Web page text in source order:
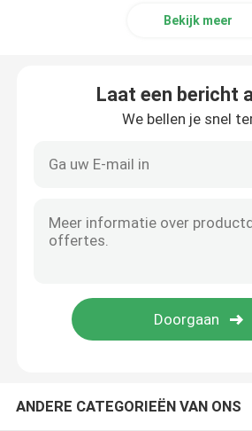
Bekijk meer
Laat een bericht
We bellen je snel
ANDERE CATEGORIEËN VAN ONS